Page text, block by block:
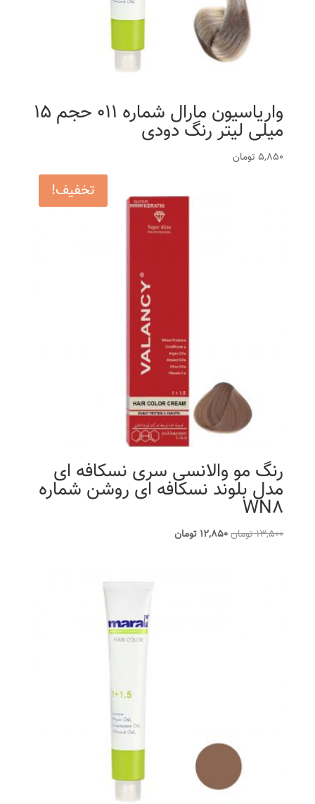
واریاسیون مارال شماره 011 حجم 15
میلی لیتر رنگ دودی
5,850 تومان
تخفیف!
رنگ مو والانسی سری نسکافه ای
مدل بلوند نسکافه ای روشن شماره
WN8
13,500تومانقیمت
12,850 تومانقیمت